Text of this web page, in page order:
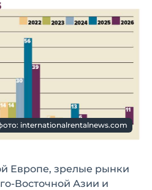
internationalrentalnews.com
Европе, зрелые рынки
Восточной Азии и